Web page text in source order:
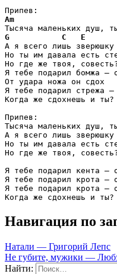
Am
G
C
E
А я всего лишь зверюшку
Но ты им давала есть
Но где же твоя,
Я тебе подарил бомжа –
От удара ножа он сдох
Я тебе подарил стрежа
Когда же сдохнешь и ты?
Припев:
Тысяча маленьких душ,
А я всего лишь зверюшку
Но ты им давала есть
Но где же твоя,
Я тебе подарил кента –
Я тебе подарил крота –
Я тебе подарил крота –
Когда же сдохнешь и ты?
Навигация по
Натали — Григорий Лепс
Не губите, мужики —
Найти: